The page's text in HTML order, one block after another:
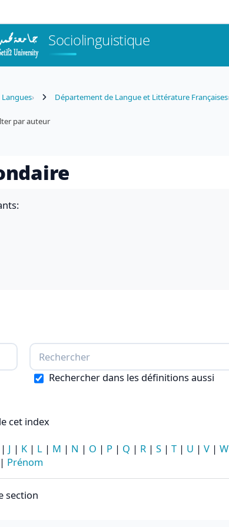
Sociolinguistique
Département de Langue et Littérature Françaises
par auteur
à l’aide de cet index
Rechercher dans les définitions aussi
cet index
| J | K | L | M | N | O | P | Q | R | S | T | U | V | W
| Prénom
section